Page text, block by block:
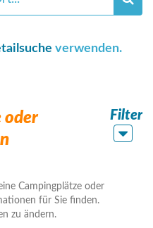
verwenden.
oder
Filter
Campingplätze oder
für Sie finden.
zu ändern.